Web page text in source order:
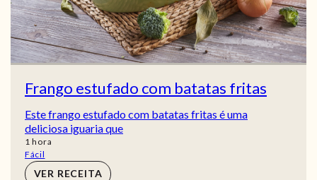
Frango estufado com batatas fritas
Este frango estufado com batatas fritas é uma
deliciosa iguaria que
1 hora
hora
Fácil
VER RECEITA